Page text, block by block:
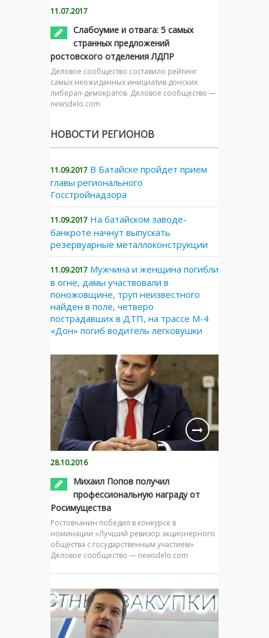
11.07.2017
Слабоумие и отвага: 5 самых
странных предложений
ростовского отделения ЛДПР
Деловое сообщество составило рейтинг
самых неожиданных инициатив донских
либерал-демократов. Деловое сообщество —
newsdelo.com
НОВОСТИ РЕГИОНОВ
11.09.2017 В Батайске пройдет прием
главы регионального
Госстройнадзора
11.09.2017 На батайском заводе-
банкроте начнут выпускать
резервуарные металлоконструкции
11.09.2017 Мужчина и женщина погибли
в огне, дамы участвовали в
поножовщине, труп неизвестного
найден в поле, четверо
пострадавших в ДТП, на трассе М-4
«Дон» погиб водитель легковушки
28.10.2016
Михаил Попов получил
профессиональную награду от
Росимущества
Ростовчанин победил в конкурсе в
номинации «Лучший ревизор акционерного
общества с государственным участием»
Деловое сообщество — newsdelo.com